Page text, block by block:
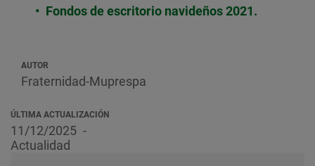
Fondos de escritorio navideños 2021.
AUTOR
Fraternidad-Muprespa
ÚLTIMA ACTUALIZACIÓN
11/12/2025
Actualidad